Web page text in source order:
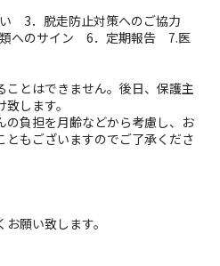
3．脱走防止対策へのご協力
へのサイン 6．定期報告 7.医
ことはできません。後日、保護主
します。
の負担を月齢などから考慮し、お
ともございますのでご了承くださ
願い致します。